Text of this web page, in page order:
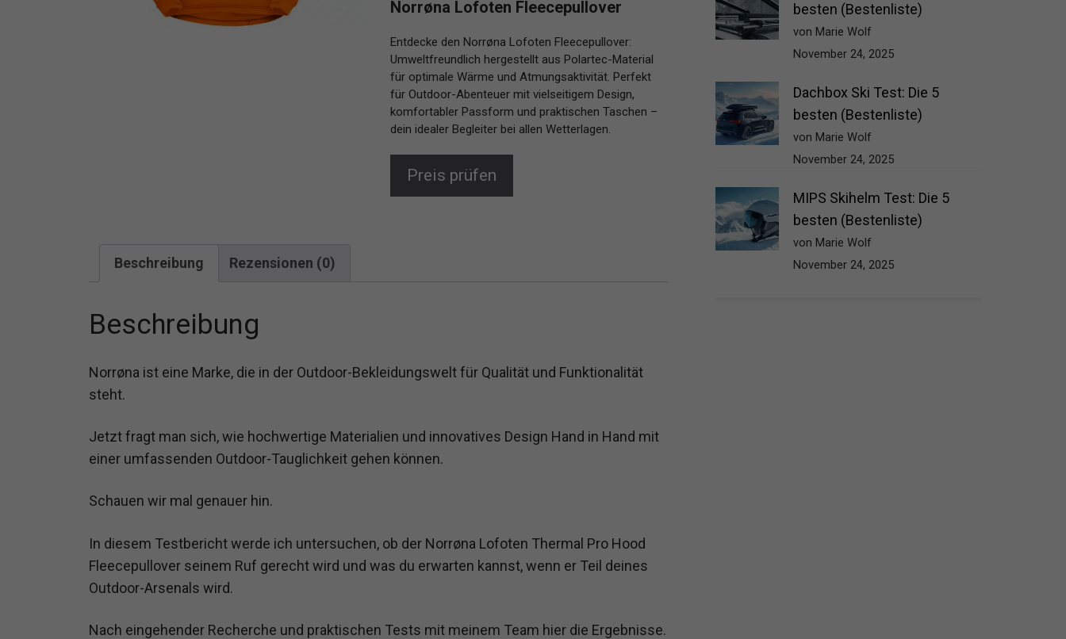
Norrøna Lofoten Fleecepullover
Entdecke den Norrøna Lofoten Fleecepullover:
Umweltfreundlich hergestellt aus Polartec-Material
für optimale Wärme und Atmungsaktivität. Perfekt
für Outdoor-Abenteuer mit vielseitigem Design,
komfortabler Passform und praktischen Taschen –
dein idealer Begleiter bei allen Wetterlagen.
Preis prüfen
Beschreibung Rezensionen (0)
Beschreibung
Norrøna ist eine Marke, die in der Outdoor-Bekleidungswelt für Qualität und Funktionalität
steht.
Jetzt fragt man sich, wie hochwertige Materialien und innovatives Design Hand in Hand mit
einer umfassenden Outdoor-Tauglichkeit gehen können.
Schauen wir mal genauer hin.
In diesem Testbericht werde ich untersuchen, ob der Norrøna Lofoten Thermal Pro Hood
Fleecepullover seinem Ruf gerecht wird und was du erwarten kannst, wenn er Teil deines
Outdoor-Arsenals wird.
Nach eingehender Recherche und praktischen Tests mit meinem Team hier die Ergebnisse.
besten (Bestenliste)
von Marie Wolf
November 24, 2025
Dachbox Ski Test: Die 5
besten (Bestenliste)
von Marie Wolf
November 24, 2025
MIPS Skihelm Test: Die 5
besten (Bestenliste)
von Marie Wolf
November 24, 2025